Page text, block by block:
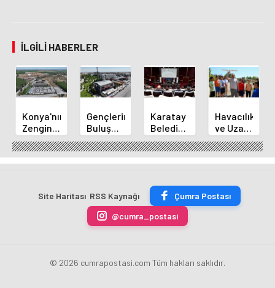
İLGILI HABERLER
Konya'nın
Zengin
Mutfağı
GastroFest'te
Tanıtılacak
Gençlerin
Buluşma
Noktası
Talha
Bayrakçı
Yükseliyor
Karatay
Belediye
Başkanı
Kılca
Yeni
Açıkladı
Havacılık
ve Uzay
Yaz
Kursu
Başladı
Site Haritası RSS Kaynağı
Çumra Postası
@cumra_postasi
© 2026 cumrapostasi.com Tüm hakları saklıdır.